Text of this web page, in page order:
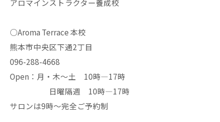
アロマインストラクター養成校
○Aroma Terrace 本校
熊本市中央区下通2丁目
096-288-4668
Open：月・木〜土 10時—17時
日曜隔週 10時—17時
サロンは9時〜完全ご予約制